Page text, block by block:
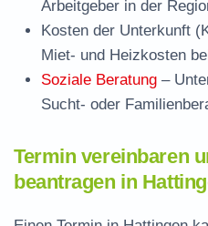
Arbeitgeber in der
Kosten der Unterkunft
Miet- und Heizkosten
Soziale Beratung –
Sucht- oder
Termin vereinbaren
beantragen in